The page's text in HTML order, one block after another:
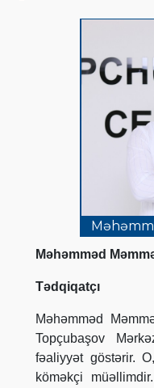
Məhəmməd
Tədqiqatçı
Məhəmməd
Topçubaşov
fəaliyyət göstərir.
köməkçi